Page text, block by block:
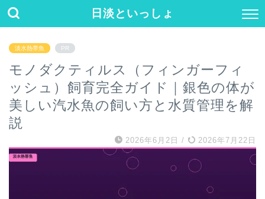
日淡といっしょ
淡水熱帯魚 PR
モノダクティルス（フィンガーフィ
ッシュ）飼育完全ガイド｜銀色の体が
美しい汽水魚の飼い方と水質管理を解
説
2026年6月2日 / 2026年7月22日